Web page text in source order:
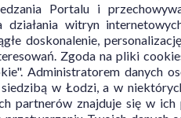
choruje
Portalu i
witryn
doskonalenie,
Zgoda na pliki
Administratorem danych
w Łodzi, a w
partnerów znajduje się w